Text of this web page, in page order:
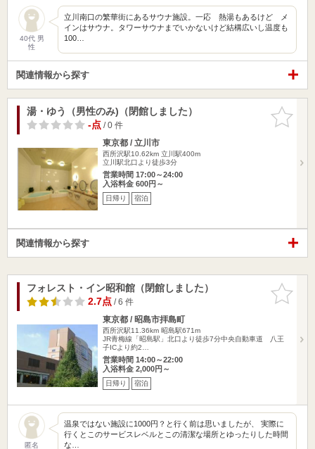
40代 男
性
立川南口の繁華街にあるサウナ施設。一応 熱湯もあるけど メ
インはサウナ。タワーサウナまでいかないけど結構広いし温度も
100…
関連情報から探す
お気に入
りに追加
湯・ゆう（男性のみ)（閉館しました）
-点/ 0 件
東京都 / 立川市
西所沢駅10.62km 立川駅400m
立川駅北口より徒歩3分
営業時間 17:00～24:00
入浴料金 600円～
日帰り 宿泊
関連情報から探す
お気に入
りに追加
フォレスト・イン昭和館（閉館しました）
2.7点/ 6 件
東京都 / 昭島市拝島町
西所沢駅11.36km 昭島駅671m
JR青梅線「昭島駅」北口より徒歩7分中央自動車道 八王
子ICより約2…
営業時間 14:00～22:00
入浴料金 2,000円～
日帰り 宿泊
匿名
温泉ではない施設に1000円？と行く前は思いましたが、 実際に
行くとこのサービスレベルとこの清潔な場所とゆったりした時間
な…